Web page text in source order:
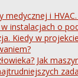
medycznej i
instalacjach o
Kiedy w
Jak